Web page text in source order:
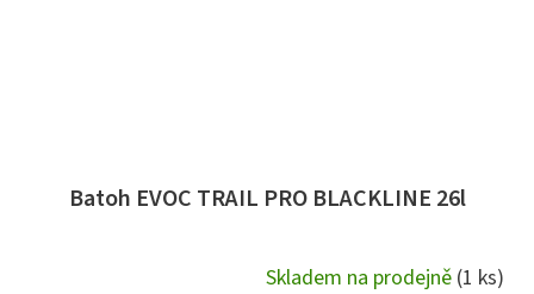
Batoh EVOC TRAIL PRO BLACKLINE 26l
Skladem na prodejně (1 ks)